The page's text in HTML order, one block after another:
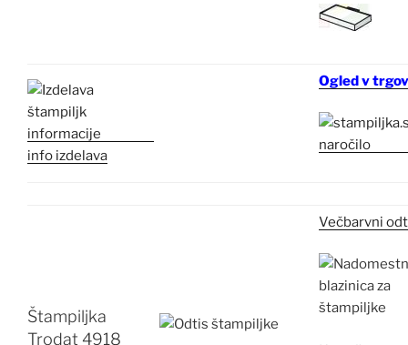
info izdelava
Ogled v
Štampiljka
Trodat 4918
Večbarvni